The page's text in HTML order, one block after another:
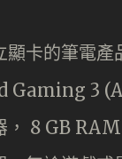
顯卡的筆電
Gaming 3
， 8 GB